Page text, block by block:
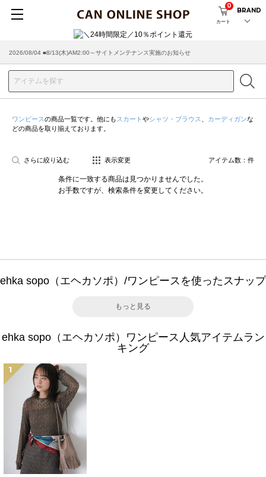
カート
0
BRAND
2026/08/04 ■8/13(木)AM2:00～サイトメンテナンス実施のお知らせ
ワンピースの商品一覧です。他にも スカート やシャツ・ブラウス カーディガンな
どの商品を取り揃えております。
さらに絞り込む 表示変更 アイテム数： 件
条件に一致する商品は見つかりませんでした。
お手数ですが、検索条件を変更してください。
ehka sopo（エヘカソポ）/ワンピースを使ったスナップ
もっと見る
ehka sopo（エヘカソポ）ワンピース人気アイテムラン
キング
1